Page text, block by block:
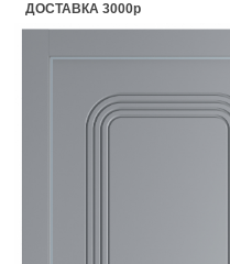
ДОСТАВКА 3000р